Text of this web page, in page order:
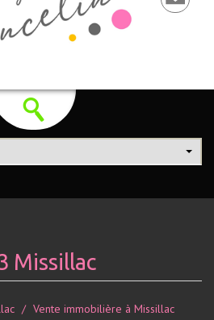
Missillac
Vente immobilière à Missillac